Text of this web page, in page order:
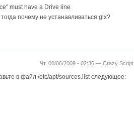
must have a Drive line
почему не устанавливаться glx?
Чт, 08/06/2009 - 02:36 — Crazy Script
в файл /etc/apt/sources.list следующее: